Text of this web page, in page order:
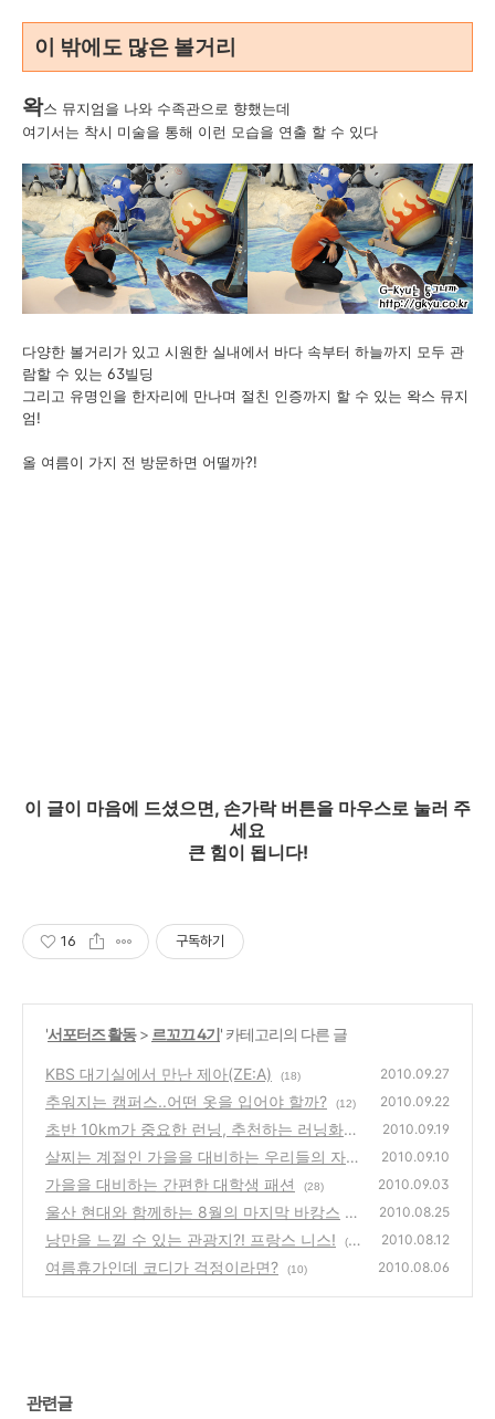
이 밖에도 많은 볼거리
왁스 뮤지엄을 나와 수족관으로 향했는데
여기서는 착시 미술을 통해 이런 모습을 연출 할 수 있다
다양한 볼거리가 있고 시원한 실내에서 바다 속부터 하늘까지 모두 관
람할 수 있는 63빌딩
그리고 유명인을 한자리에 만나며 절친 인증까지 할 수 있는 왁스 뮤지
엄!
올 여름이 가지 전 방문하면 어떨까?!
이 글이 마음에 드셨으면, 손가락 버튼을 마우스로 눌러 주
세요
큰 힘이 됩니다!
16 구독하기
'서포터즈 활동> 르꼬끄 4기' 카테고리의 다른 글
KBS 대기실에서 만난 제아(ZE:A) (18) 2010.09.27
추워지는 캠퍼스..어떤 옷을 입어야 할까? (12) 2010.09.22
초반 10km가 중요한 런닝, 추천하는 러닝화
는?
(22)
2010.09.19
살찌는 계절인 가을을 대비하는 우리들의 자세
(32)
2010.09.10
가을을 대비하는 간편한 대학생 패션 (28) 2010.09.03
울산 현대와 함께하는 8월의 마지막 바캉스
(2)
2010.08.25
낭만을 느낄 수 있는 관광지?! 프랑스 니스!
(1
5)
2010.08.12
여름휴가인데 코디가 걱정이라면? (10) 2010.08.06
관련글